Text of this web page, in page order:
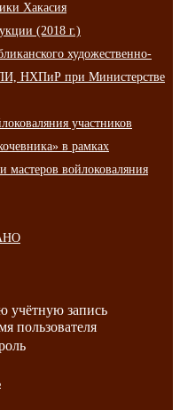
Хакасия
(2018 г.)
художественно-
НХПиР при Министерстве
участников
в рамках
мастеров войлоковаляния
учётную запись
пользователя